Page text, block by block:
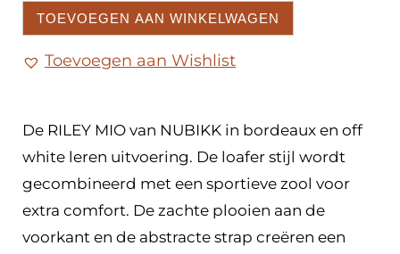
TOEVOEGEN AAN WINKELWAGEN
Toevoegen aan Wishlist
De RILEY MIO van NUBIKK in bordeaux en off
white leren uitvoering. De loafer stijl wordt
gecombineerd met een sportieve zool voor
extra comfort. De zachte plooien aan de
voorkant en de abstracte strap creëren een